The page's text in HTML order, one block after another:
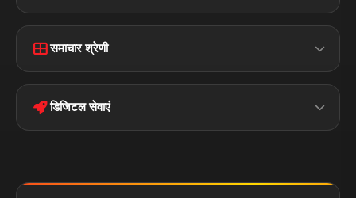
Disclaimer
Terms &
Privacy Policy
समाचार श्रेणी
पॉलिटिकल झारखण्ड
डिजिटल सेवाएं